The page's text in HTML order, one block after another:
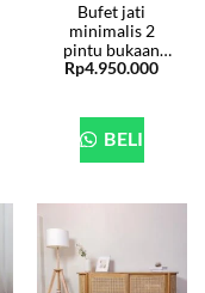
Bufet jati
minimalis 2
pintu bukaan
sliding BHF-301
Rp4.950.000
BELI